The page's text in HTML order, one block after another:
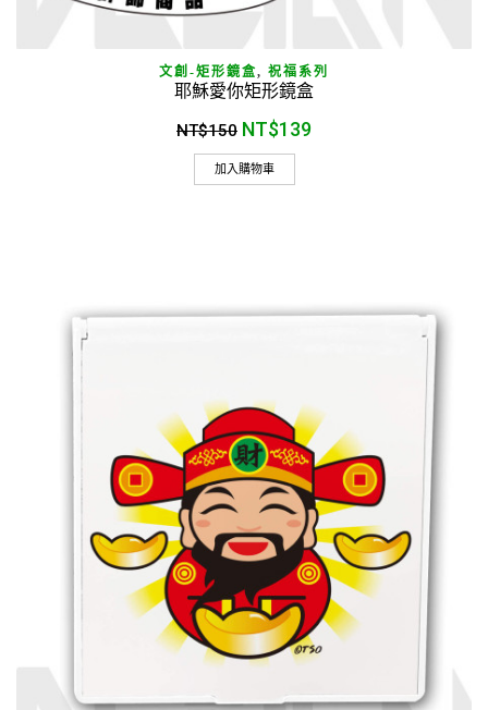
文創-矩形鏡盒, 祝福系列
耶穌愛你矩形鏡盒
NT$150 NT$139
加入購物車